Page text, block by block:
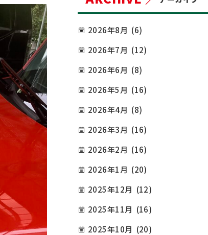
2026年8月 (6)
2026年7月 (12)
2026年6月 (8)
2026年5月 (16)
2026年4月 (8)
2026年3月 (16)
2026年2月 (16)
2026年1月 (20)
2025年12月 (12)
2025年11月 (16)
2025年10月 (20)